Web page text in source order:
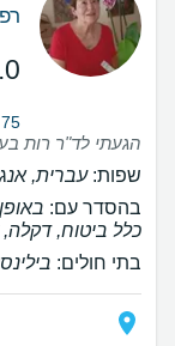
75 חוות דעת על רפואת נשים/גינקולוגיה
שפות:עברית,
בהסדר עם:
כלל ביטוח, דקלה,
בתי חולים: